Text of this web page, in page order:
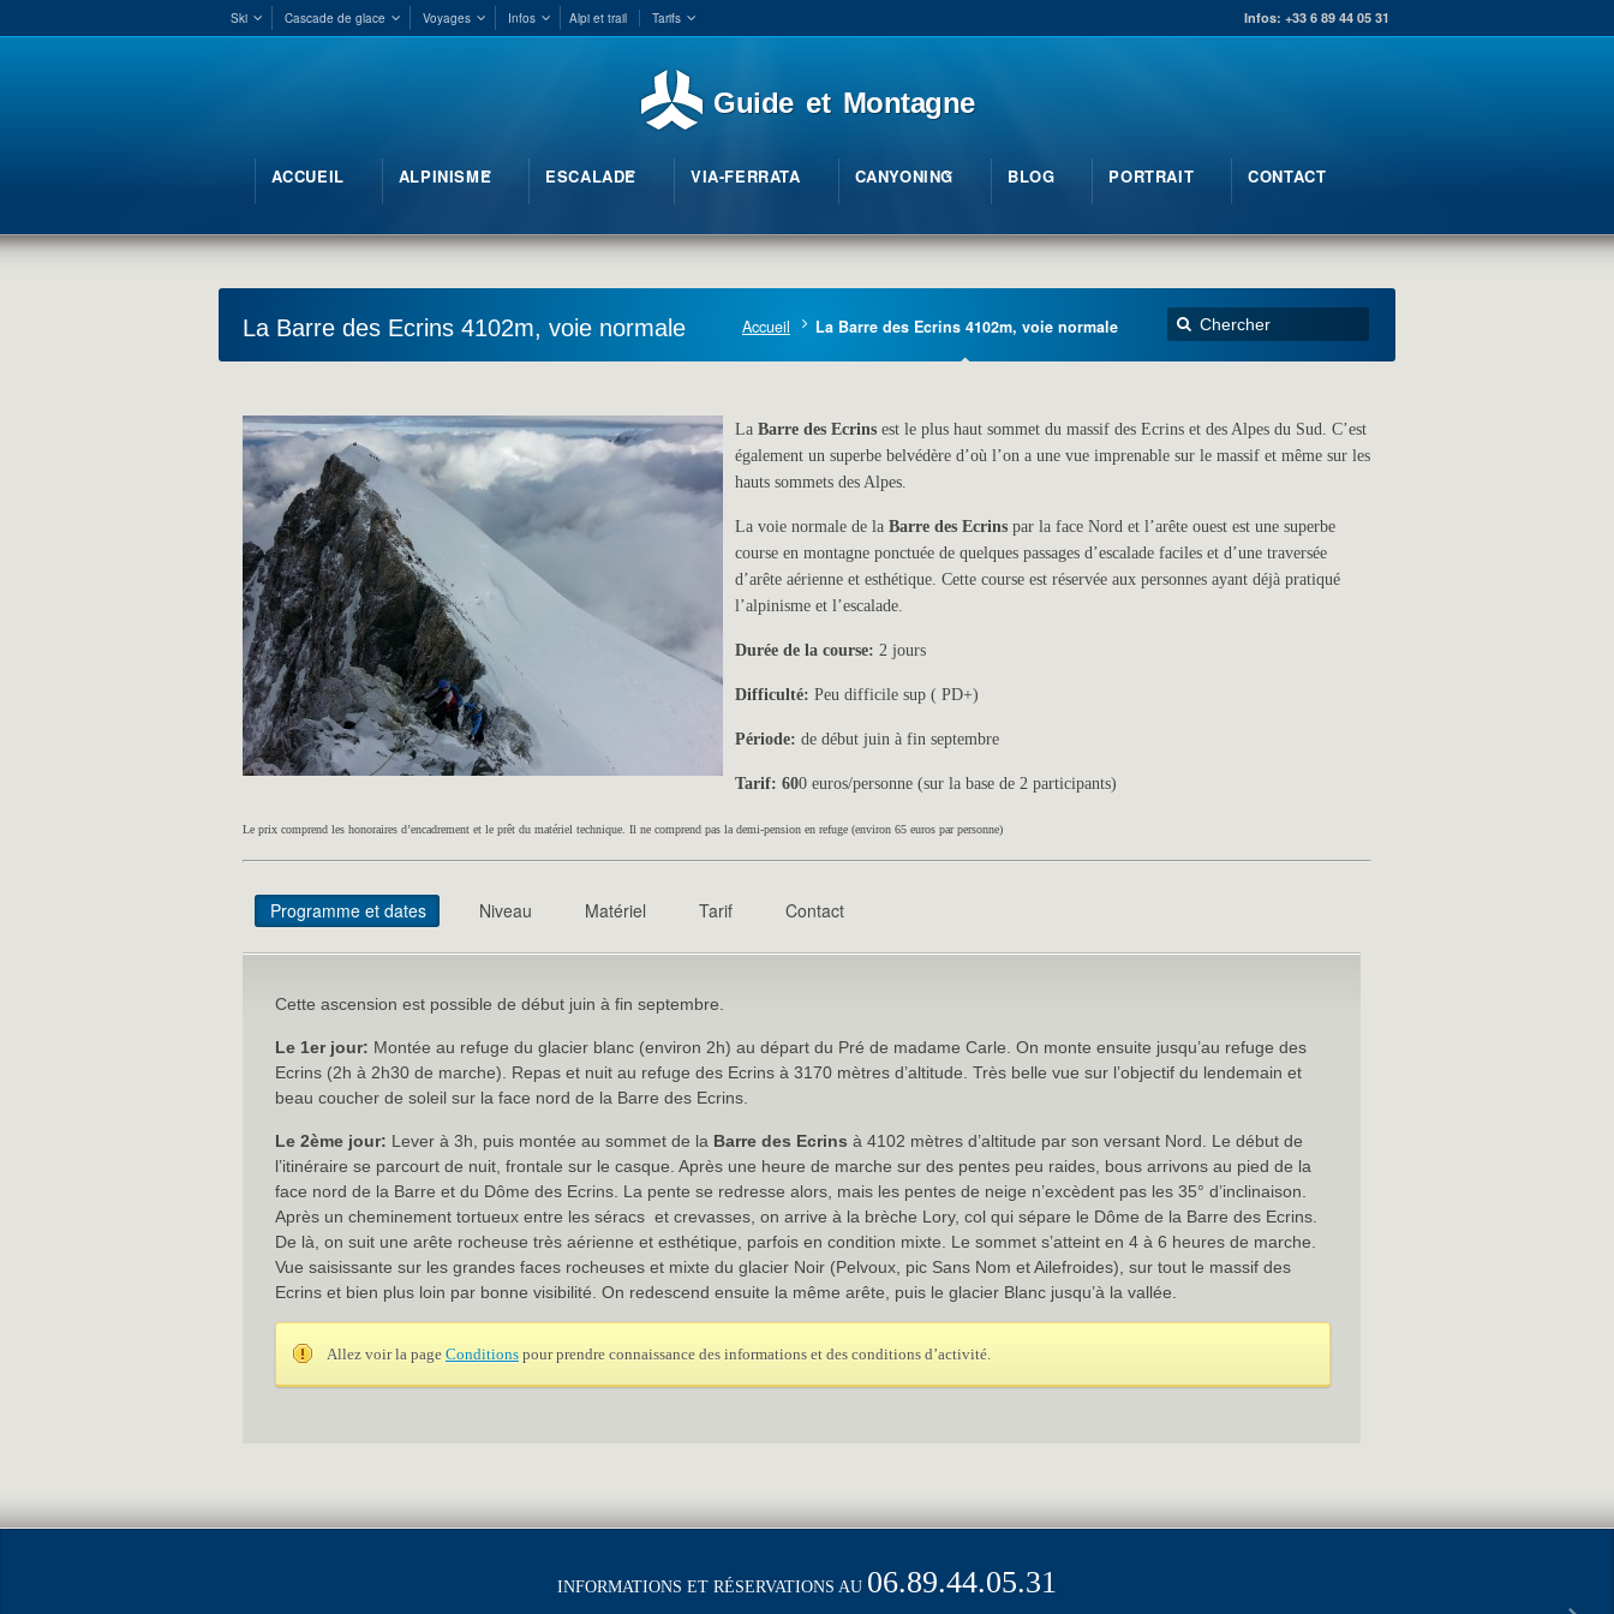
Ski Cascade de glace Voyages Infos Alpi et trail Tarifs Infos: +33 6 89 44 05 31
Guide et Montagne
ACCUEIL ALPINISME ESCALADE VIA-FERRATA CANYONING BLOG PORTRAIT CONTACT
La Barre des Ecrins 4102m, voie normale Accueil La Barre des Ecrins 4102m, voie normale
La Barre des Ecrins est le plus haut sommet du massif des Ecrins et des Alpes du Sud. C’est
également un superbe belvédère d’où l’on a une vue imprenable sur le massif et même sur les
hauts sommets des Alpes.
La voie normale de la Barre des Ecrins par la face Nord et l’arête ouest est une superbe
course en montagne ponctuée de quelques passages d’escalade faciles et d’une traversée
d’arête aérienne et esthétique. Cette course est réservée aux personnes ayant déjà pratiqué
l’alpinisme et l’escalade.
Durée de la course: 2 jours
Difficulté: Peu difficile sup ( PD+)
Période: de début juin à fin septembre
Tarif: 600 euros/personne (sur la base de 2 participants)
Le prix comprend les honoraires d’encadrement et le prêt du matériel technique. Il ne comprend pas la demi-pension en refuge (environ 65 euros par personne)
Programme et dates Niveau Matériel Tarif Contact
Cette ascension est possible de début juin à fin septembre.
Le 1er jour: Montée au refuge du glacier blanc (environ 2h) au départ du Pré de madame Carle. On monte ensuite jusqu’au refuge des
Ecrins (2h à 2h30 de marche). Repas et nuit au refuge des Ecrins à 3170 mètres d’altitude. Très belle vue sur l’objectif du lendemain et
beau coucher de soleil sur la face nord de la Barre des Ecrins.
Le 2ème jour: Lever à 3h, puis montée au sommet de la Barre des Ecrins à 4102 mètres d’altitude par son versant Nord. Le début de
l’itinéraire se parcourt de nuit, frontale sur le casque. Après une heure de marche sur des pentes peu raides, bous arrivons au pied de la
face nord de la Barre et du Dôme des Ecrins. La pente se redresse alors, mais les pentes de neige n’excèdent pas les 35° d’inclinaison.
Après un cheminement tortueux entre les séracs et crevasses, on arrive à la brèche Lory, col qui sépare le Dôme de la Barre des Ecrins.
De là, on suit une arête rocheuse très aérienne et esthétique, parfois en condition mixte. Le sommet s’atteint en 4 à 6 heures de marche.
Vue saisissante sur les grandes faces rocheuses et mixte du glacier Noir (Pelvoux, pic Sans Nom et Ailefroides), sur tout le massif des
Ecrins et bien plus loin par bonne visibilité. On redescend ensuite la même arête, puis le glacier Blanc jusqu’à la vallée.
Allez voir la page Conditions pour prendre connaissance des informations et des conditions d’activité.
INFORMATIONS ET RÉSERVATIONS AU 06.89.44.05.31